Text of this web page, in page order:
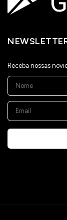
Receba nossas